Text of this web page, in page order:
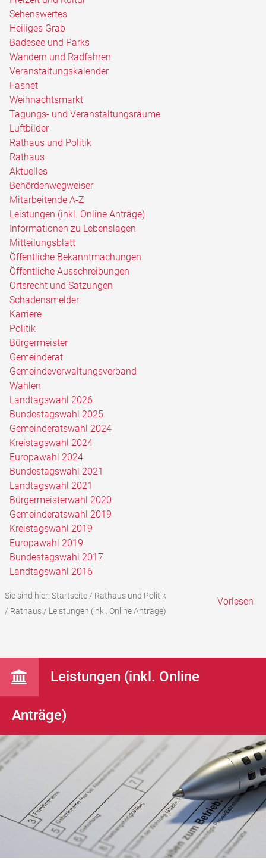
Sehenswertes
Heiliges Grab
Badesee und Parks
Wandern und Radfahren
Veranstaltungskalender
Fasnet
Weihnachtsmarkt
Tagungs- und Veranstaltungsräume
Luftbilder
Rathaus und Politik
Rathaus
Aktuelles
Behördenwegweiser
Mitarbeitende A-Z
Leistungen (inkl. Online Anträge)
Informationen zu Lebenslagen
Mitteilungsblatt
Öffentliche Bekanntmachungen
Öffentliche Ausschreibungen
Ortsrecht und Satzungen
Schadensmelder
Karriere
Politik
Bürgermeister
Gemeinderat
Gemeindeverwaltungsverband
Wahlen
Landtagswahl 2026
Bundestagswahl 2025
Gemeinderatswahl 2024
Kreistagswahl 2024
Europawahl 2024
Bundestagswahl 2021
Landtagswahl 2021
Bürgermeisterwahl 2020
Gemeinderatswahl 2019
Kreistagswahl 2019
Europawahl 2019
Bundestagswahl 2017
Landtagswahl 2016
Sie sind hier: Startseite/ Rathaus und Politik
/ Rathaus/ Leistungen (inkl. Online Anträge)
Vorlesen
Leistungen (inkl. Online
Anträge)